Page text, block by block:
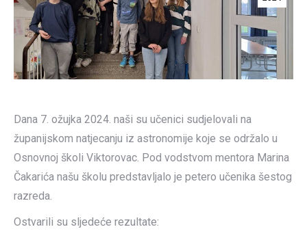
Dana 7. ožujka 2024. naši su učenici sudjelovali na
županijskom natjecanju iz astronomije koje se održalo u
Osnovnoj školi Viktorovac. Pod vodstvom mentora Marina
Čakarića našu školu predstavljalo je petero učenika šestog
razreda.
Ostvarili su sljedeće rezultate: